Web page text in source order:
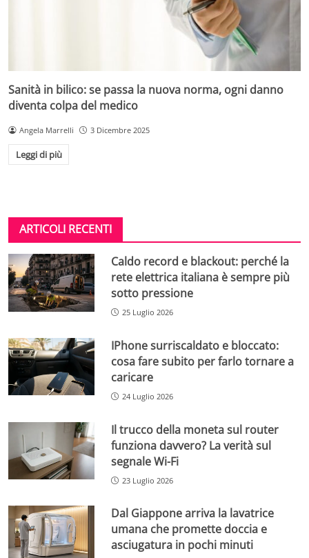
Sanità in bilico: se passa la nuova norma, ogni danno
diventa colpa del medico
Angela Marrelli 3 Dicembre 2025
Leggi di più
ARTICOLI RECENTI
Caldo record e blackout: perché la
rete elettrica italiana è sempre più
sotto pressione
25 Luglio 2026
IPhone surriscaldato e bloccato:
cosa fare subito per farlo tornare a
caricare
24 Luglio 2026
Il trucco della moneta sul router
funziona davvero? La verità sul
segnale Wi-Fi
23 Luglio 2026
Dal Giappone arriva la lavatrice
umana che promette doccia e
asciugatura in pochi minuti